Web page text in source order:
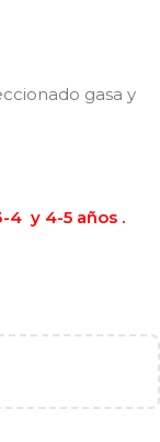
gasa y
4 y 4-5 años .